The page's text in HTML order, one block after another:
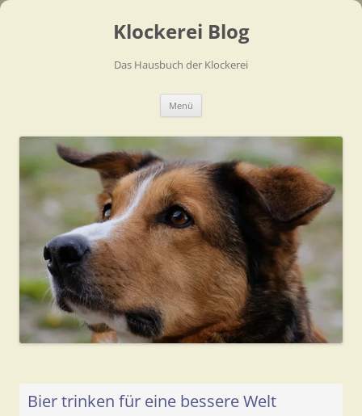
Klockerei Blog
Das Hausbuch der Klockerei
Menü
Bier trinken für eine bessere Welt